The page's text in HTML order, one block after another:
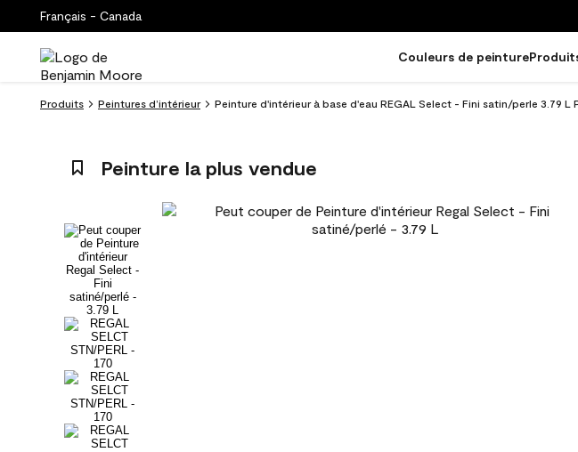
Français - Canada
Couleurs de peinture
Produits Peintures d’intérieur Peinture d'intérieur à base d'eau REGAL Select - Fini satin/perle 3.79 L
Peinture la plus vendue